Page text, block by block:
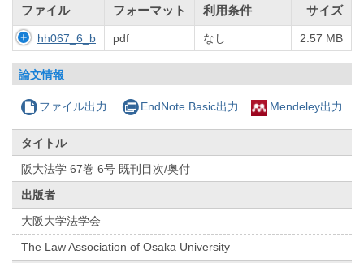
ファイル フォーマット 利用条件 サイズ
hh067_6_b pdf なし 2.57 MB
論文情報
ファイル出力 EndNote Basic出力 Mendeley出力
タイトル
阪大法学 67巻 6号 既刊目次/奥付
出版者
大阪大学法学会
The Law Association of Osaka University